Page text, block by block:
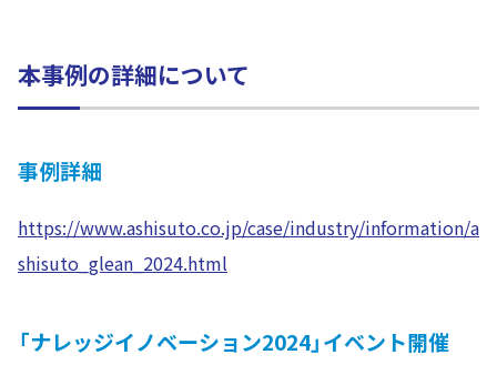
本事例の詳細について
事例詳細
https://www.ashisuto.co.jp/case/industry/information/a
shisuto_glean_2024.html
「ナレッジイノベーション2024」イベント開催